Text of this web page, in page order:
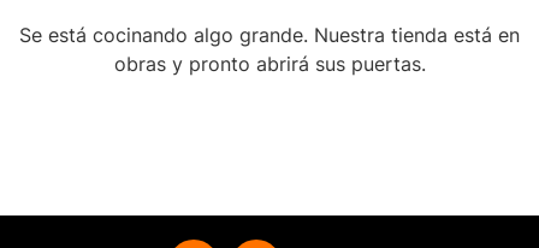
Se está cocinando algo grande. Nuestra tienda está en
obras y pronto abrirá sus puertas.